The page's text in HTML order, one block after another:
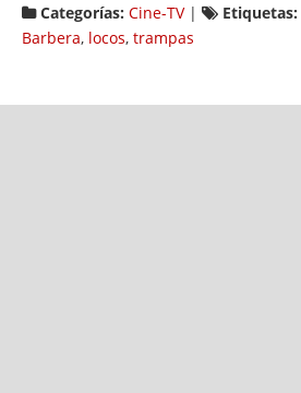
Categorías: Cine-TV| Etiquetas:
Barbera, locos, trampas